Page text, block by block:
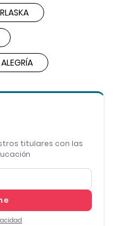
titulares con las